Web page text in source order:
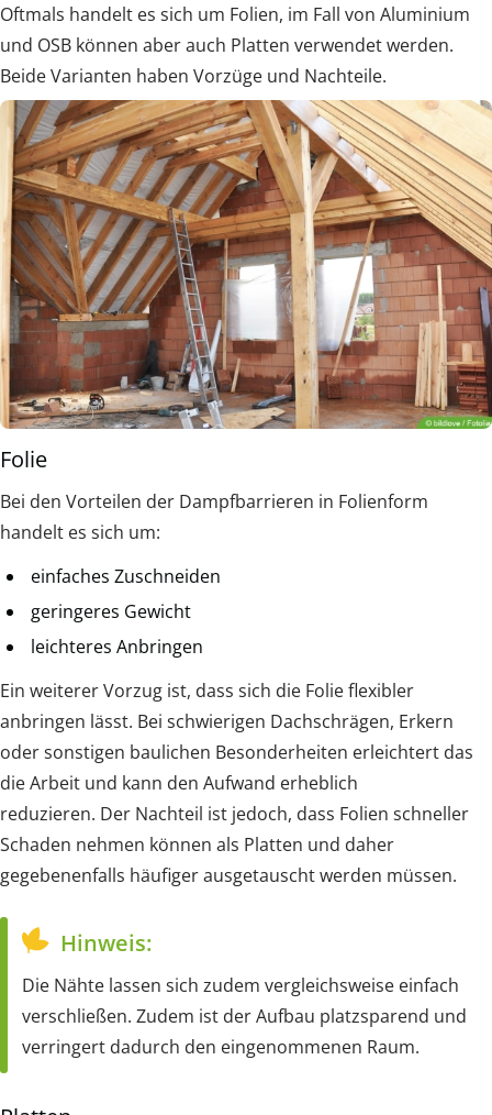
Oftmals handelt es sich um Folien, im Fall von Aluminium
und OSB können aber auch Platten verwendet werden.
Beide Varianten haben Vorzüge und Nachteile.
Folie
Bei den Vorteilen der Dampfbarrieren in Folienform
handelt es sich um:
einfaches Zuschneiden
geringeres Gewicht
leichteres Anbringen
Ein weiterer Vorzug ist, dass sich die Folie flexibler
anbringen lässt. Bei schwierigen Dachschrägen, Erkern
oder sonstigen baulichen Besonderheiten erleichtert das
die Arbeit und kann den Aufwand erheblich
reduzieren. Der Nachteil ist jedoch, dass Folien schneller
Schaden nehmen können als Platten und daher
gegebenenfalls häufiger ausgetauscht werden müssen.
Hinweis:
Die Nähte lassen sich zudem vergleichsweise einfach
verschließen. Zudem ist der Aufbau platzsparend und
verringert dadurch den eingenommenen Raum.